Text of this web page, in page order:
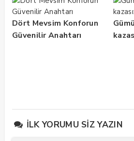
Dört Mevsim Konforun
Güvenilir Anahtarı
İLK YORUMU SIZ YAZIN